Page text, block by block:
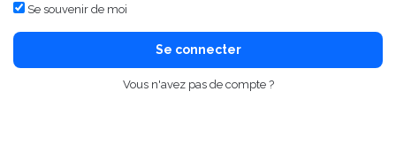
Se souvenir de moi
Se connecter
Vous n'avez pas de compte ?